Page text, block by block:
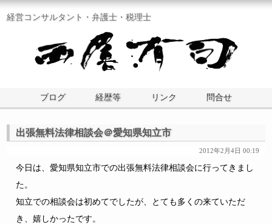
経営コンサルタント・弁護士・税理士
ブログ 経歴等 リンク 問合せ
出張無料法律相談会＠愛知県知立市
2012年2月4日 00:19
今日は、愛知県知立市での出張無料法律相談会に行ってきまし
た。
知立での相談会は初めてでしたが、とても多くの来ていただ
き、嬉しかったです。